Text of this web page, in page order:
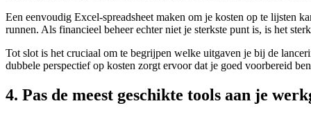
Een eenvoudig Excel-spreadsheet maken om je kosten op te lijsten
runnen. Als financieel beheer echter niet je sterkste punt is, is het
Tot slot is het cruciaal om te begrijpen welke uitgaven je bij de
dubbele perspectief op kosten zorgt ervoor dat je goed voorbereid
4. Pas de meest geschikte tools aan je